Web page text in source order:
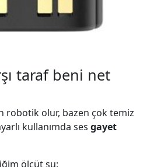
taraf beni net
robotik olur, bazen çok temiz
kullanımda ses gayet
ölçüt şu: